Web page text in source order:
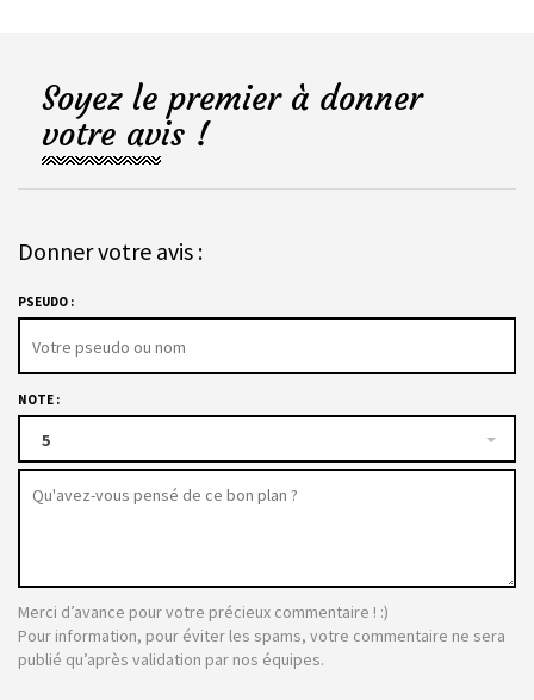
Soyez le premier à donner
votre avis !
Donner votre avis :
PSEUDO :
NOTE :
5
Merci d’avance pour votre précieux commentaire ! :)
Pour information, pour éviter les spams, votre commentaire ne sera
publié qu’après validation par nos équipes.